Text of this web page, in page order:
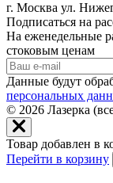
г. Москва ул.
Подписаться на
На еженедельные
стоковым ценам
Данные будут
персональных
© 2026 Лазерка
Товар добавлен в
Перейти в корзину